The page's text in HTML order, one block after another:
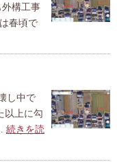
外構工事
春頃で
し中で
以上に勾
続きを読